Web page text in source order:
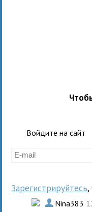
Войдите на сайт
Зарегистрируйтесь,
. Nina383